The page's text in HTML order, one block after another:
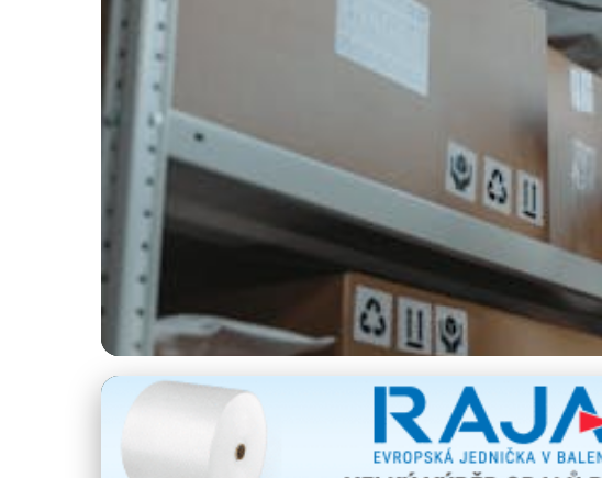
Obaly a spotřební chování
Jak Správný Obal